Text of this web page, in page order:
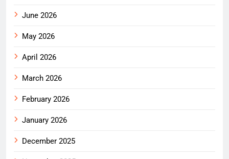
June 2026
May 2026
April 2026
March 2026
February 2026
January 2026
December 2025